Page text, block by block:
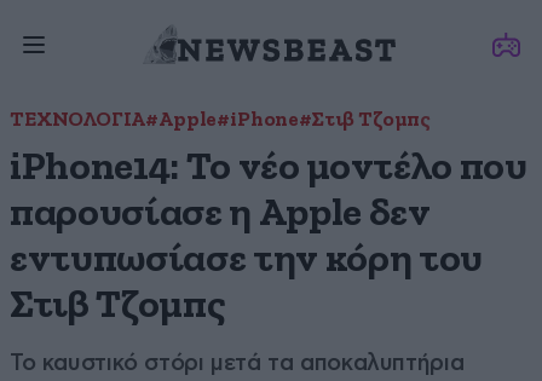
ΤΕΧΝΟΛΟΓΙΑ#Apple#iPhone#Στιβ Τζομπς
iPhone14: Το νέο μοντέλο που
παρουσίασε η Apple δεν
εντυπωσίασε την κόρη του
Στιβ Τζομπς
Το καυστικό στόρι μετά τα αποκαλυπτήρια